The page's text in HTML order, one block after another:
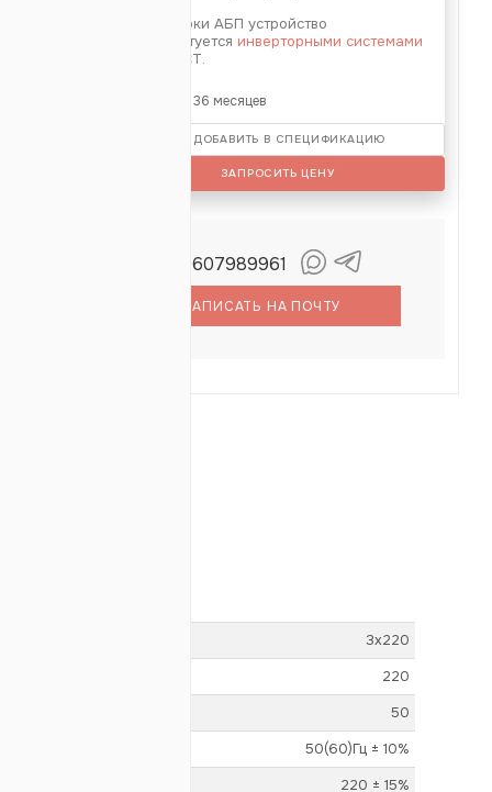
Для сборки АБП устройство
комплектуется инверторными системами
ФОРПОСТ.
Гарантия: 36 месяцев
ДОБАВИТЬ В СПЕЦИФИКАЦИЮ
ЗАПРОСИТЬ ЦЕНУ
+79607989961
НАПИСАТЬ НА ПОЧТУ
3х220
220
50
50(60)Гц ± 10%
220 ± 15%